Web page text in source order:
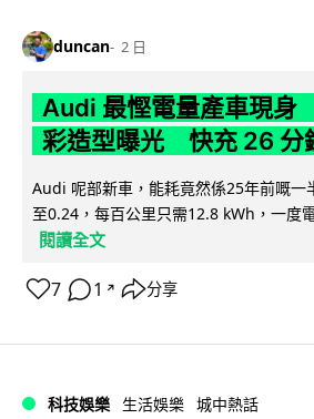
duncan 2 日
Audi 最慳電量產車現
彩造型曝光 快充 26 分
Audi 呢部新車，能耗竟然係25年前嘅
至0.24，每百公里只需12.8 kWh，一度
閱讀全文
7 1 ↗ 分享
科技娛樂 生活娛樂 城中熱話